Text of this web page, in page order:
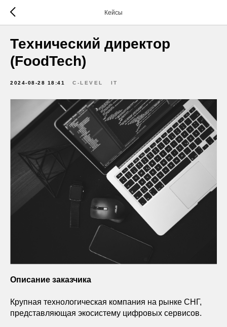
Кейсы
Технический директор
(FoodTech)
2024-08-28 18:41 C-LEVEL IT
Описание заказчика
Крупная технологическая компания на рынке СНГ,
представляющая экосистему цифровых сервисов.